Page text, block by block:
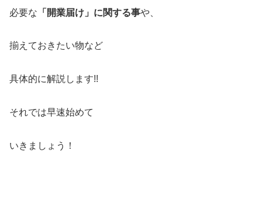
必要な 「開業届け」に関する事や、
揃えておきたい物など
具体的に解説します!!
それでは早速始めて
いきましょう！